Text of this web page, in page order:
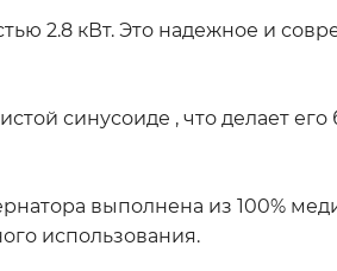
2.8 кВт. Это надежное и
синусоиде , что делает
выполнена из 100%
использования.